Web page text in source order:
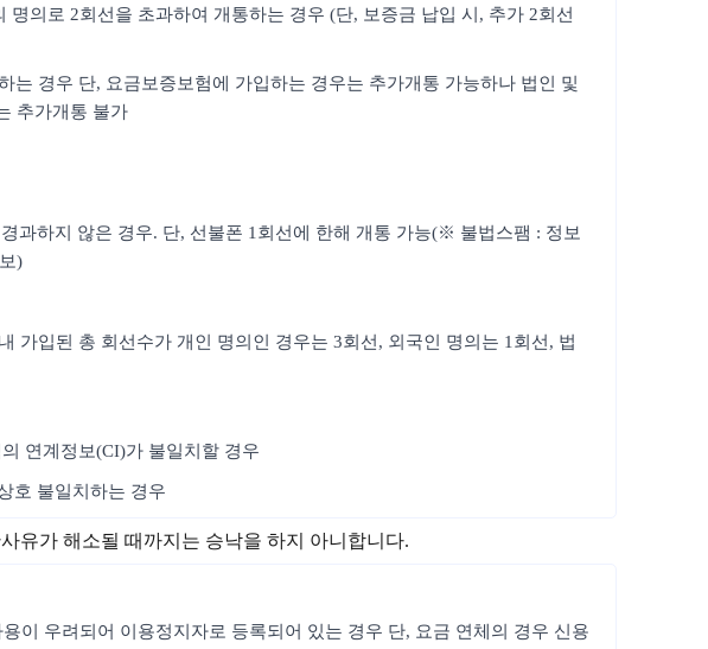
의로 2회선을 초과하여 개통하는 경우 (단, 보증금 납입 시, 추가 2회선
경우 단, 요금보증보험에 가입하는 경우는 추가개통 가능하나 법인 및
추가개통 불가
과하지 않은 경우. 단, 선불폰 1회선에 한해 개통 가능(※ 불법스팸 : 정보
)
가입된 총 회선수가 개인 명의인 경우는 3회선, 외국인 명의는 1회선, 법
연계정보(CI)가 불일치할 경우
호 불일치하는 경우
유가 해소될 때까지는 승낙을 하지 아니합니다.
이 우려되어 이용정지자로 등록되어 있는 경우 단, 요금 연체의 경우 신용